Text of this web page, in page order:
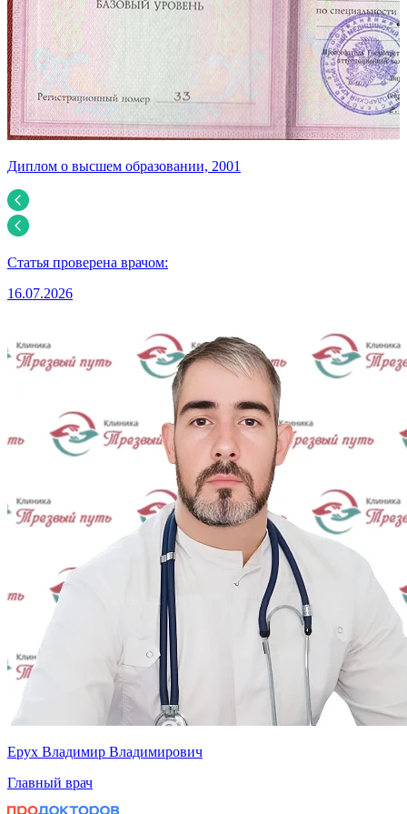
Диплом о высшем образовании, 2001
Статья проверена врачом:
16.07.2026
Ерух Владимир Владимирович
Главный врач